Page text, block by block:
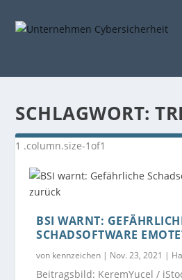
SCHLAGWORT:
BSI WARNT:
SCHADSOFTWARE
von kennzeichen | Nov. 23, 2021 |
Beitragsbild: KeremYucel /